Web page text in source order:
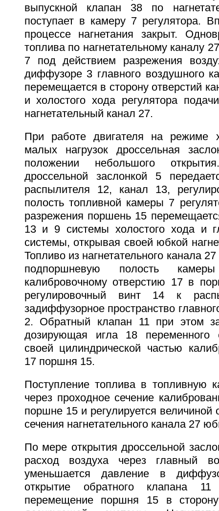
выпускной клапан 38 по
поступает в камеру 7 регулятора.
процессе нагнетания закрыт.
топлива по нагнетательному каналу
7 под действием разрежения
диффузоре 3 главного воздушного
перемещается в сторону отверстий
и холостого хода регулятора
нагнетательный канал 27.
При работе двигателя на режиме
малых нагрузок дроссельная
положении небольшого
дроссельной заслонкой 5
распылителя 12, канал 13,
полость топливной камеры 7
разрежения поршень 15
13 и 9 системы холостого хода и
системы, открывая своей юбкой
Топливо из нагнетательного канала
подпоршневую полость
калибровочному отверстию 17 в
регулировочный винт 14 к
задиффузорное пространство
2. Обратный клапан 11 при этом
дозирующая игла 18 переменного
своей цилиндрической частью
17 поршня 15.
Поступление топлива в топливную
через проходное сечение
поршне 15 и регулируется величиной
сечения нагнетательного канала 27
По мере открытия дроссельной
расход воздуха через главный
уменьшается давление в
открытие обратного клапана
перемещение поршня 15 в